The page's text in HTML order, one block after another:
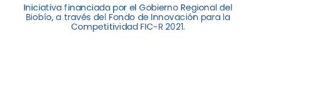
Iniciativa financiada por el Gobierno Regional del
Biobío, a través del Fondo de Innovación para la
Competitividad FIC-R 2021.